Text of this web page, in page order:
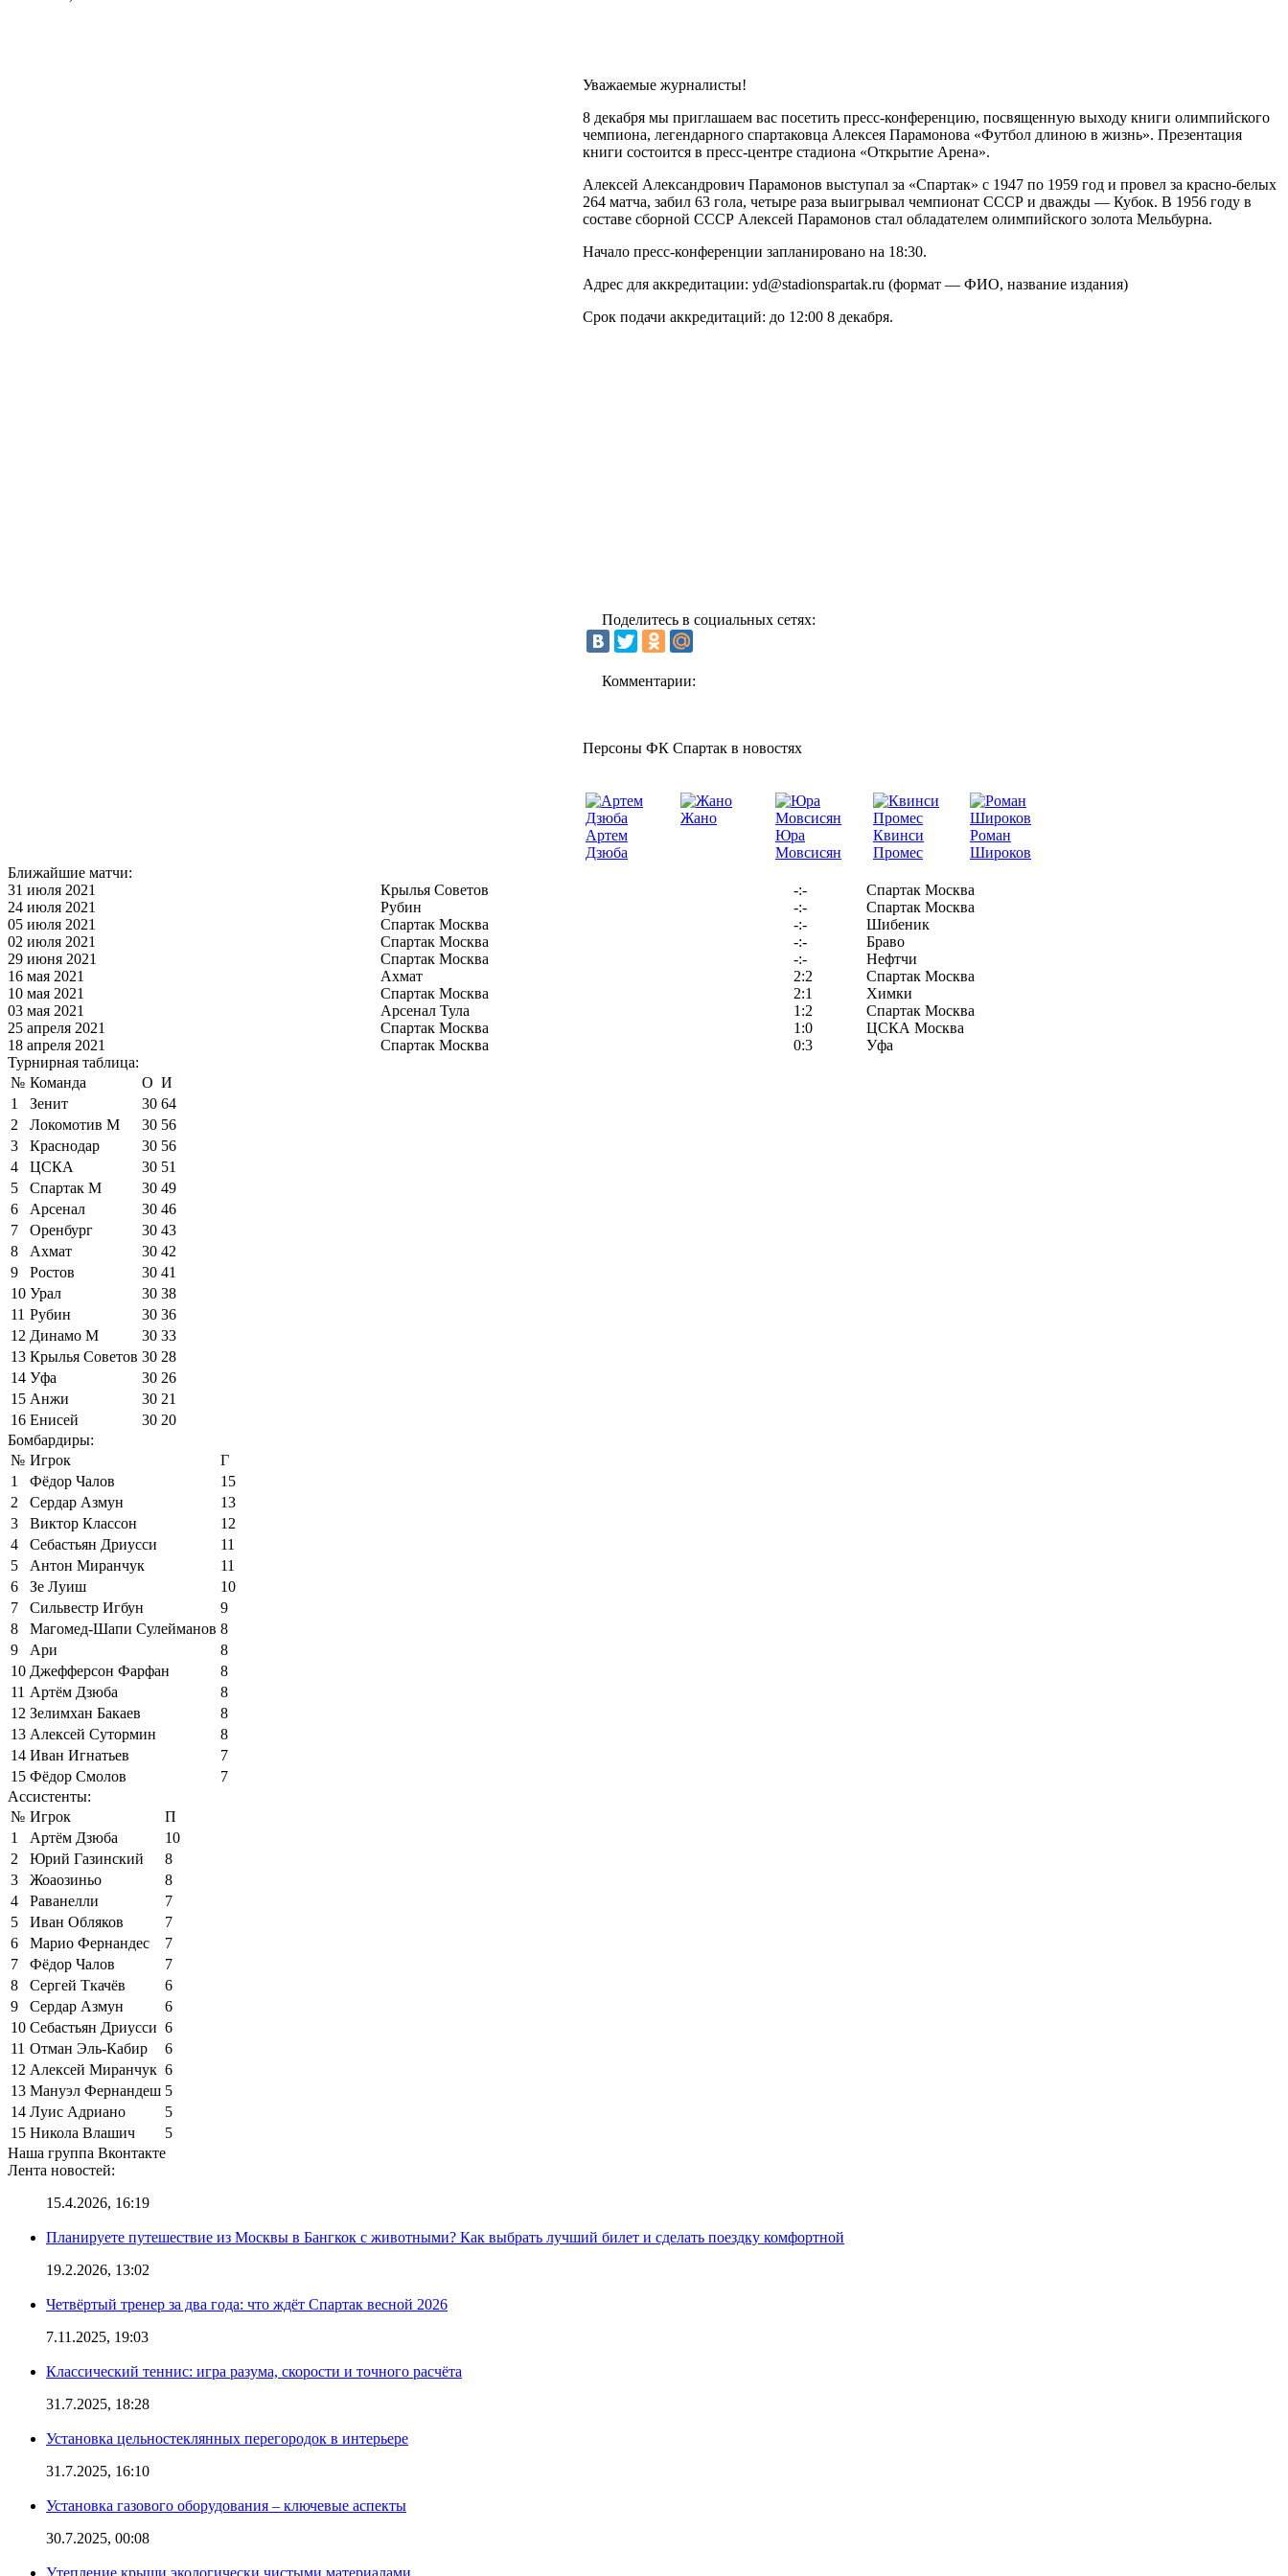
Уважаемые журналисты!
8 декабря мы приглашаем вас посетить пресс-конференцию, посвященную выходу книги олимпийского
чемпиона, легендарного спартаковца Алексея Парамонова «Футбол длиною в жизнь». Презентация
книги состоится в пресс-центре стадиона «Открытие Арена».
Алексей Александрович Парамонов выступал за «Спартак» с 1947 по 1959 год и провел за красно-белых
264 матча, забил 63 гола, четыре раза выигрывал чемпионат СССР и дважды — Кубок. В 1956 году в
составе сборной СССР Алексей Парамонов стал обладателем олимпийского золота Мельбурна.
Начало пресс-конференции запланировано на 18:30.
Адрес для аккредитации: yd@stadionspartak.ru (формат — ФИО, название издания)
Срок подачи аккредитаций: до 12:00 8 декабря.
Поделитесь в социальных сетях:
Комментарии:
Персоны ФК Спартак в новостях
Артем
Дзюба
Жано
Юра
Мовсисян
Квинси
Промес
Роман
Широков
Ближайшие матчи:
31 июля 2021
Крылья Советов -:-
Спартак Москва
24 июля 2021
Рубин -:-
Спартак Москва
05 июля 2021
Спартак Москва -:-
Шибеник
02 июля 2021
Спартак Москва -:-
Браво
29 июня 2021
Спартак Москва -:-
Нефтчи
16 мая 2021
Ахмат 2:2
Спартак Москва
10 мая 2021
Спартак Москва 2:1
Химки
03 мая 2021
Арсенал Тула 1:2
Спартак Москва
25 апреля 2021
Спартак Москва 1:0
ЦСКА Москва
18 апреля 2021
Спартак Москва 0:3
Уфа
Турнирная таблица:
№ Команда О И
1
Зенит 30 64
2
Локомотив М 30 56
3
Краснодар 30 56
4
ЦСКА 30 51
5
Спартак М 30 49
6
Арсенал 30 46
7
Оренбург 30 43
8
Ахмат 30 42
9
Ростов 30 41
10 Урал 30 38
11 Рубин 30 36
12 Динамо М 30 33
13 Крылья Советов 30 28
14 Уфа 30 26
15 Анжи 30 21
16 Енисей 30 20
Бомбардиры:
№ Игрок
Г
1
Фёдор Чалов
15
2
Сердар Азмун
13
3
Виктор Классон
12
4
Себастьян Дриусси
11
5
Антон Миранчук
11
6
Зе Луиш
10
7
Сильвестр Игбун
9
8
Магомед-Шапи Сулейманов 8
9
Ари
8
10 Джефферсон Фарфан
8
11 Артём Дзюба
8
12 Зелимхан Бакаев
8
13 Алексей Сутормин
8
14 Иван Игнатьев
7
15 Фёдор Смолов
7
Ассистенты:
№ Игрок
П
1
Артём Дзюба
10
2
Юрий Газинский
8
3
Жоаозиньо
8
4
Раванелли
7
5
Иван Обляков
7
6
Марио Фернандес
7
7
Фёдор Чалов
7
8
Сергей Ткачёв
6
9
Сердар Азмун
6
10 Себастьян Дриусси 6
11 Отман Эль-Кабир
6
12 Алексей Миранчук 6
13 Мануэл Фернандеш 5
14 Луис Адриано
5
15 Никола Влашич
5
Наша группа Вконтакте
Лента новостей:
15.4.2026, 16:19
Планируете путешествие из Москвы в Бангкок с животными? Как выбрать лучший билет и сделать поездку комфортной
19.2.2026, 13:02
Четвёртый тренер за два года: что ждёт Спартак весной 2026
7.11.2025, 19:03
Классический теннис: игра разума, скорости и точного расчёта
31.7.2025, 18:28
Установка цельностеклянных перегородок в интерьере
31.7.2025, 16:10
Установка газового оборудования – ключевые аспекты
30.7.2025, 00:08
Утепление крыши экологически чистыми материалами